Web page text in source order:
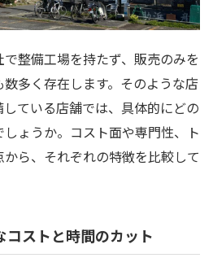
整備工場を持たず、販売のみを
多く存在します。そのような店
ている店舗では、具体的にどの
ょうか。コスト面や専門性、ト
ら、それぞれの特徴を比較して
ストと時間のカット